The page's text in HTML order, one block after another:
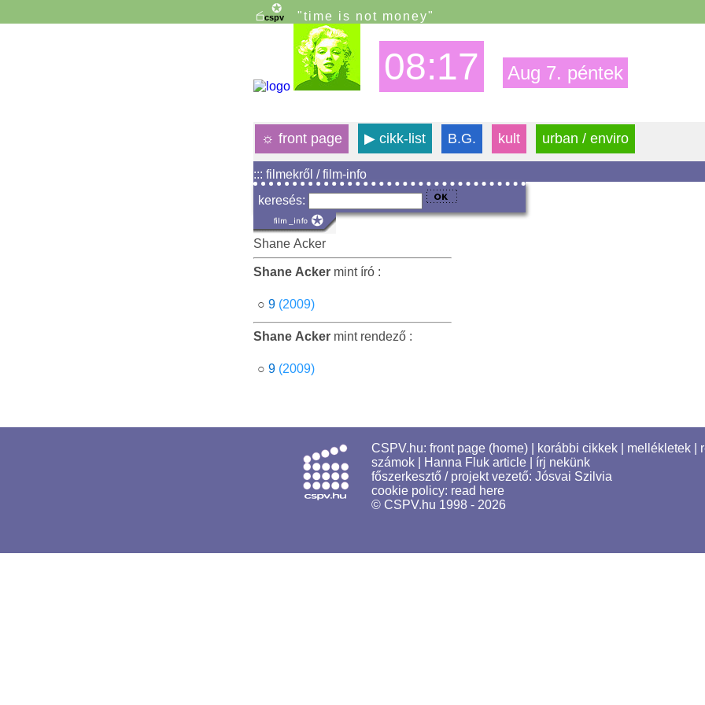
"time is not money"
08:17 Aug 7. péntek
☼ front page ▶ cikk-list B.G. kult urban / enviro
::: filmekről / film-info
keresés:
Shane Acker
Shane Acker mint író :
○ 9 (2009)
Shane Acker mint rendező :
○ 9 (2009)
CSPV.hu: front page (home) korábbi cikkek mellékletek
számok
Hanna Fluk article
írj nekünk
főszerkesztő / projekt vezető: Jósvai Szilvia
cookie policy: read here
© CSPV.hu 1998 - 2026